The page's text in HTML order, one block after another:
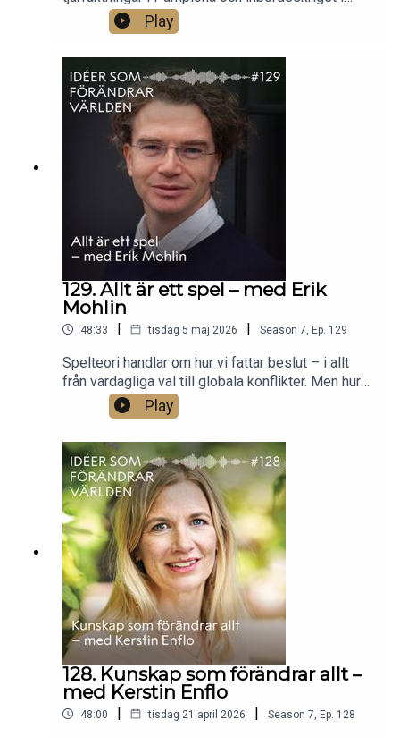
Spanien – vad spelade platserna för roll i
Hemingways litteratur, och hur påverkades han av
de intellektuella miljöer han både vistades i och
tog avstånd från? Litteraturvetaren Elin Käck
berättar om en mycket amerikansk författare vars
böcker utspelade sig på helt andra platser.Foto:
Nils Käck.
Play
129. Allt är ett spel – med Erik
Mohlin
48:33 | tisdag 5 maj 2026 | Season 7, Ep. 129
Spelteori handlar om hur vi fattar beslut – i allt
från vardagliga val till globala konflikter. Men hur
väl fungerar den egentligen? Går det att räkna ut
vad som är rätt att göra? Och vad händer när
spelet är riggat så att alla förlorar?Spelteoretikern
Erik Mohlin förklarar hur matematiken kan hjälpa
oss förstå varför jämvikt uppstår – inom ekonomi,
politik och till och med evolution. Om samarbeten
som faller isär, varför ingen vill städa om inte alla
gör det och vad som egentligen krävs för att ett
system ska fungera..
Play
128. Kunskap som förändrar allt –
med Kerstin Enflo
48:00 | tisdag 21 april 2026 | Season 7, Ep. 128